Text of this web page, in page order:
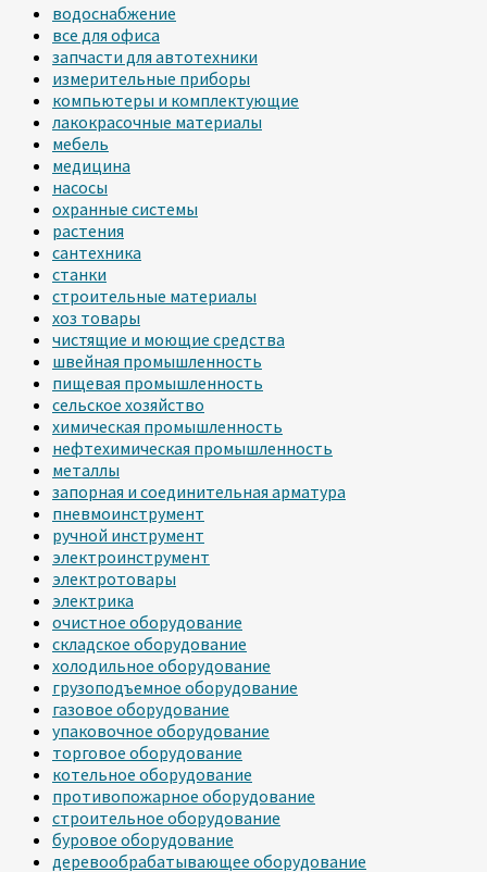
водоснабжение
все для офиса
запчасти для автотехники
измерительные приборы
компьютеры и комплектующие
лакокрасочные материалы
мебель
медицина
насосы
охранные системы
растения
сантехника
станки
строительные материалы
хоз товары
чистящие и моющие средства
швейная промышленность
пищевая промышленность
сельское хозяйство
химическая промышленность
нефтехимическая промышленность
металлы
запорная и соединительная арматура
пневмоинструмент
ручной инструмент
электроинструмент
электротовары
электрика
очистное оборудование
складское оборудование
холодильное оборудование
грузоподъемное оборудование
газовое оборудование
упаковочное оборудование
торговое оборудование
котельное оборудование
противопожарное оборудование
строительное оборудование
буровое оборудование
деревообрабатывающее оборудование